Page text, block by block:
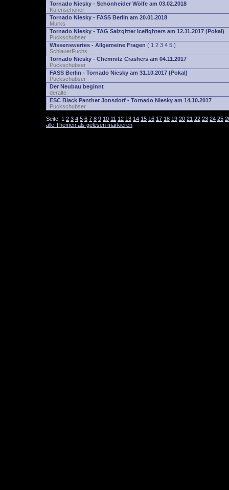
Tornado Niesky - Schönheider Wölfe am 03.02.2018
Kufenschoner
Tornado Niesky - FASS Berlin am 20.01.2018
Murks
Tornado Niesky - TAG Salzgitter Icefighters am 12.11.2017 (Pokal)
Puckschubser
Wissenswertes - Allgemeine Fragen ( 1 2 3 4 5 )
SchlauerFuchs
Tornado Niesky - Chemnitz Crashers am 04.11.2017
Puckschubser
FASS Berlin - Tornado Niesky am 31.10.2017 (Pokal)
Puckschubser
Der Neubau beginnt
deralte
ESC Black Panther Jonsdorf - Tornado Niesky am 14.10.2017
Puckschubser
Seite: 1 2 3 4 5 6 7 8 9 10 11 12 13 14 15 16 17 18 19 20 21 22 23 24 25
alle Themen als gelesen markieren